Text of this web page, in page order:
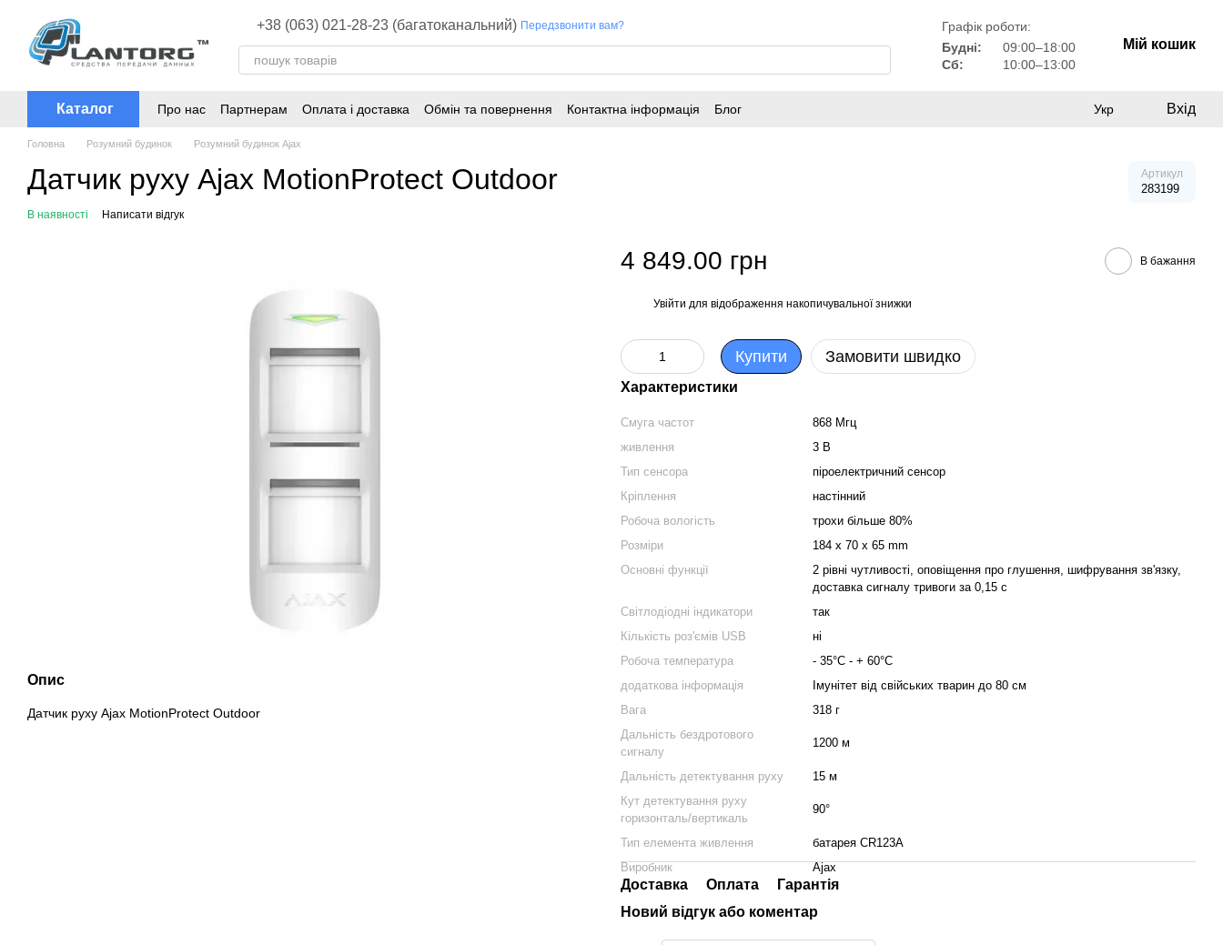
+38 (063) 021-28-23 (багатоканальний) Передзвонити вам?
Графік роботи:
Будні:
09:00–18:00
Сб:
10:00–13:00
Мій кошик
Каталог Про нас Партнерам Оплата і доставка Обмін та повернення Контактна інформація Блог Укр Вхід
Головна Розумний будинок Розумний будинок Ajax
Датчик руху Ajax MotionProtect Outdoor Артикул
283199
В наявності Написати відгук
Опис
Датчик руху Ajax MotionProtect Outdoor
4 849.00 грн В бажання
Увійти для відображення накопичувальної знижки
Купити Замовити швидко
Характеристики
Смуга частот
868 Мгц
живлення
3 В
Тип сенсора
піроелектричний сенсор
Кріплення
настінний
Робоча вологість
трохи більше 80%
Розміри
184 x 70 x 65 mm
Основні функції
2 рівні чутливості, оповіщення про глушення, шифрування зв'язку,
доставка сигналу тривоги за 0,15 с
Світлодіодні індикатори
так
Кількість роз'ємів USB
ні
Робоча температура
- 35°C - + 60°C
додаткова інформація
Імунітет від свійських тварин до 80 см
Вага
318 г
Дальність бездротового
сигналу
1200 м
Дальність детектування руху
15 м
Кут детектування руху
горизонталь/вертикаль
90°
Тип елемента живлення
батарея CR123A
Виробник
Ajax
Доставка Оплата
Гарантія
Новий відгук або коментар